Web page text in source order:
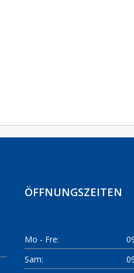
ÖFFNUNGSZEITEN
Mo - Fre:
Sam: